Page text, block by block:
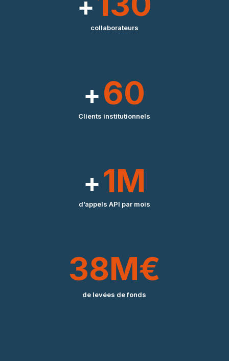
collaborateurs
60
Clients institutionnels
1M
d’appels API par mois
38M€
de levées de fonds